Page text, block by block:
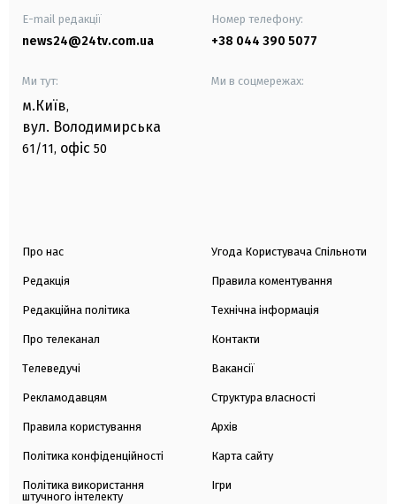
E-mail редакції
news24@24tv.com.ua
Номер телефону:
+38 044 390 5077
Ми тут:
м.Київ,
вул. Володимирська
61/11, офіс 50
Ми в соцмережах:
Про нас
Редакція
Редакційна політика
Про телеканал
Телеведучі
Рекламодавцям
Правила користування
Політика конфіденційності
Політика використання
штучного інтелекту
Угода Користувача Спільноти
Правила коментування
Технічна інформація
Контакти
Вакансії
Структура власності
Архів
Карта сайту
Ігри